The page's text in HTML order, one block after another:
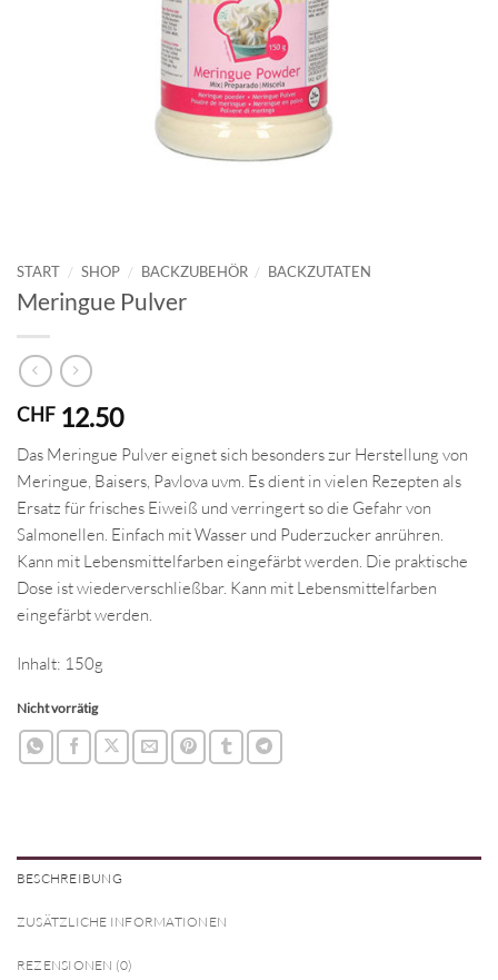
START / SHOP / BACKZUBEHÖR / BACKZUTATEN
Meringue Pulver
CHF 12.50
Das Meringue Pulver eignet sich besonders zur Herstellung von
Meringue, Baisers, Pavlova uvm. Es dient in vielen Rezepten als
Ersatz für frisches Eiweiß und verringert so die Gefahr von
Salmonellen. Einfach mit Wasser und Puderzucker anrühren.
Kann mit Lebensmittelfarben eingefärbt werden. Die praktische
Dose ist wiederverschließbar. Kann mit Lebensmittelfarben
eingefärbt werden.
Inhalt: 150g
Nicht vorrätig
BESCHREIBUNG
ZUSÄTZLICHE INFORMATIONEN
REZENSIONEN (0)